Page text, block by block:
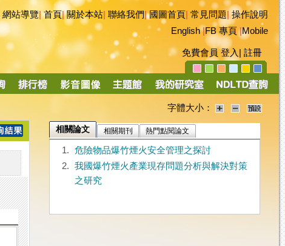
網站導覽|首頁|關於本站 聯絡我們|國圖首頁 常見問題|操作說明
English|FB 專頁|Mobile
免費會員 登入 註冊
字體大小：
相關論文 相關期刊 熱門點閱論文
1.
危險物品爆竹煙火安全管理之探討
2.
我國爆竹煙火產業現存問題分析與解決對策
之研究